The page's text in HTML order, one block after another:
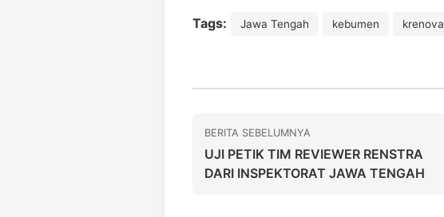
Tags: Jawa Tengah kebumen krenova
BERITA SEBELUMNYA
UJI PETIK TIM REVIEWER RENSTRA
DARI INSPEKTORAT JAWA TENGAH